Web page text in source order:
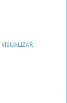
VISUALIZAR